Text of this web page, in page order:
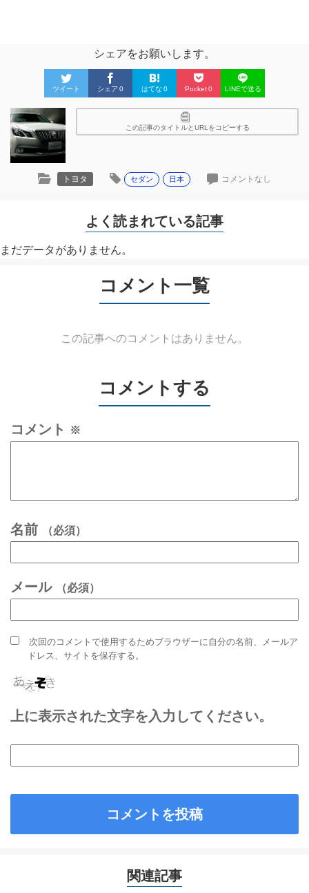
シェアをお願いします。
ツイート シェア 0 はてな 0 Pocket0 LINEで送る
この記事のタイトルとURLをコピーする
トヨタ セダン 日本 コメントなし
よく読まれている記事
まだデータがありません。
コメント一覧
この記事へのコメントはありません。
コメントする
コメント ※
名前 （必須）
メール （必須）
次回のコメントで使用するためブラウザーに自分の名前、メールア
ドレス、サイトを保存する。
上に表示された文字を入力してください。
関連記事